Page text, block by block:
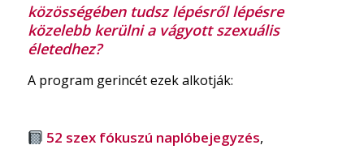
közösségében tudsz lépésről lépésre
közelebb kerülni a vágyott szexuális
életedhez?
A program gerincét ezek alkotják:
52 szex fókuszú naplóbejegyzés,